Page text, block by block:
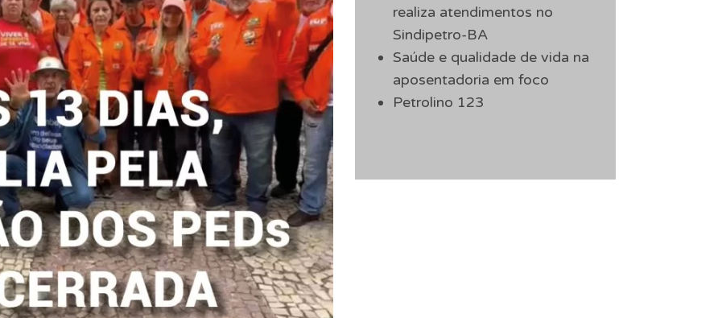
realiza atendimentos no
Sindipetro-BA
Saúde e qualidade de vida na
aposentadoria em foco
Petrolino 123